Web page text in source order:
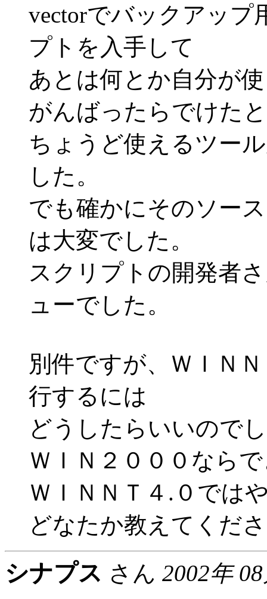
vectorでバックアップ
プトを入手して
あとは何とか自分が
がんばったらでけた
ちょうど使えるツー
した。
でも確かにそのソー
は大変でした。
スクリプトの開発者
ューでした。
別件ですが、ＷＩＮ
行するには
どうしたらいいので
ＷＩＮ２０００なら
ＷＩＮＮＴ４.０では
どなたか教えてくだ
シナプス さん 2002年